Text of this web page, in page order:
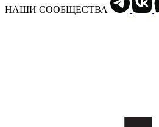
НАШИ СООБЩЕСТВА